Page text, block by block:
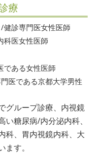
療
健診専門医女性医師
科医女性医師
である女性医師
医である京都大学男性
グループ診療、内視鏡
糖尿病/内分泌内科、
科、胃内視鏡内科、大
す。